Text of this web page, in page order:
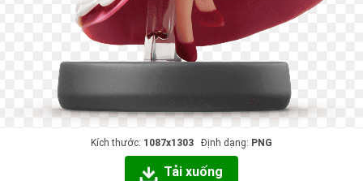
Kích thước: 1087x1303 Định dạng: PNG
Tải xuống